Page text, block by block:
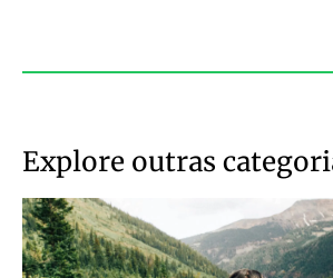
Explore outras